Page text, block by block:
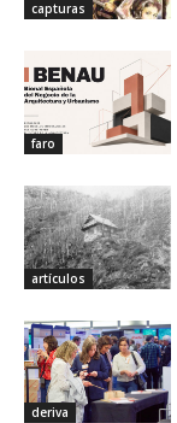
capturas
faro
artículos
deriva